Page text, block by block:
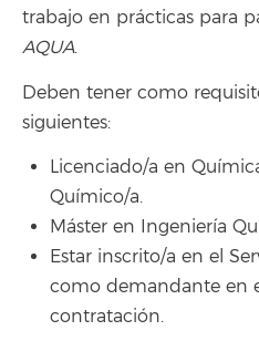
trabajo en prácticas para
AQUA.
Deben tener como
siguientes:
Licenciado/a en
Químico/a.
Máster en Ingeniería
Estar inscrito/a en el
como demandante en
contratación.